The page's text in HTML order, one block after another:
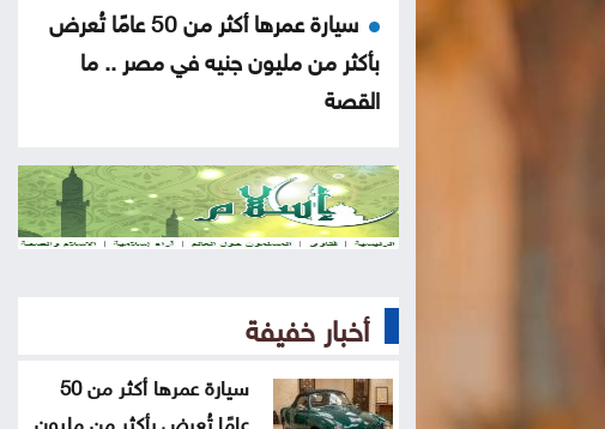
سيارة عمرها أكثر من 50 عامًا تُعرض
بأكثر من مليون جنيه في مصر .. ما
القصة
نقص الشرائح يلاحق آبل .. هل تتأثر
أجهزة آيفون وماك؟
مملة؟
5 إشارات قد يرسلها القلب قبل
الجلطة .. لا تتجاهلها
أخبار خفيفة
سيارة عمرها أكثر من 50
عامًا تُعرض بأكثر من مليون